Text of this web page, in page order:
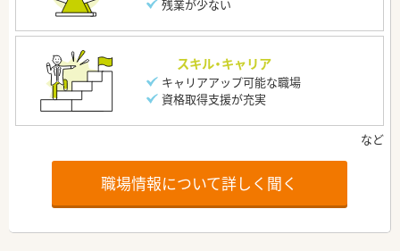
残業が少ない
スキル・キャリア
キャリアアップ可能な職場
資格取得支援が充実
職場情報について詳しく聞く